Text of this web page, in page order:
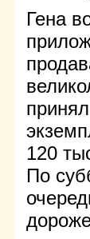
Гена
120
По